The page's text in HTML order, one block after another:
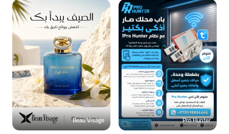
Pro Hunter
Beau Visage